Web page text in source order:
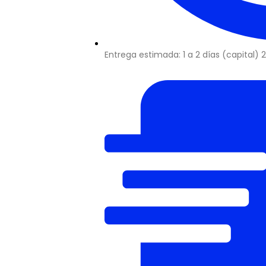
Entrega estimada: 1 a 2 días (capital)